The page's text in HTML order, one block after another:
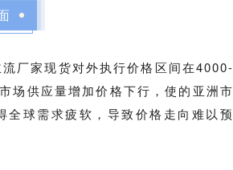
厂家现货对外执行价格区间在4000-
场供应量增加价格下行，使的亚洲市
球需求疲软，导致价格走向难以预